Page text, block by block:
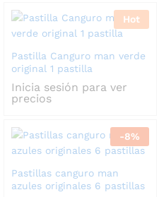
Hot
Pastilla Canguro man verde
original 1 pastilla
Inicia sesión para ver
precios
-8%
Pastillas canguro man
azules originales 6 pastillas